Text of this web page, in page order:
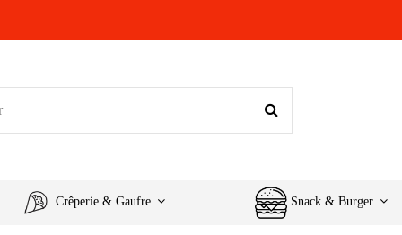
Crêperie & Gaufre Snack & Burger